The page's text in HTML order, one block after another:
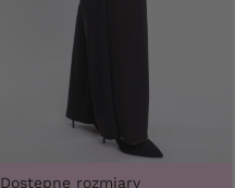
Dostępne rozmiary